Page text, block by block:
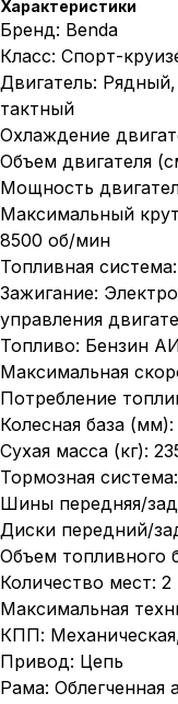
Характеристики
Бренд: Benda
Класс: Спорт-
Двигатель:
тактный
Охлаждение
Объем двигателя
Мощность
Максимальный
8500 об/мин
Топливная
Зажигание:
управления
Топливо: Бензин
Максимальная
Потребление
Колесная база (мм):
Сухая масса (кг):
Тормозная
Шины передняя/
Диски передний/
Объем топливного
Количество мест: 2
Максимальная
КПП:
Привод: Цепь
Рама: Облегченная